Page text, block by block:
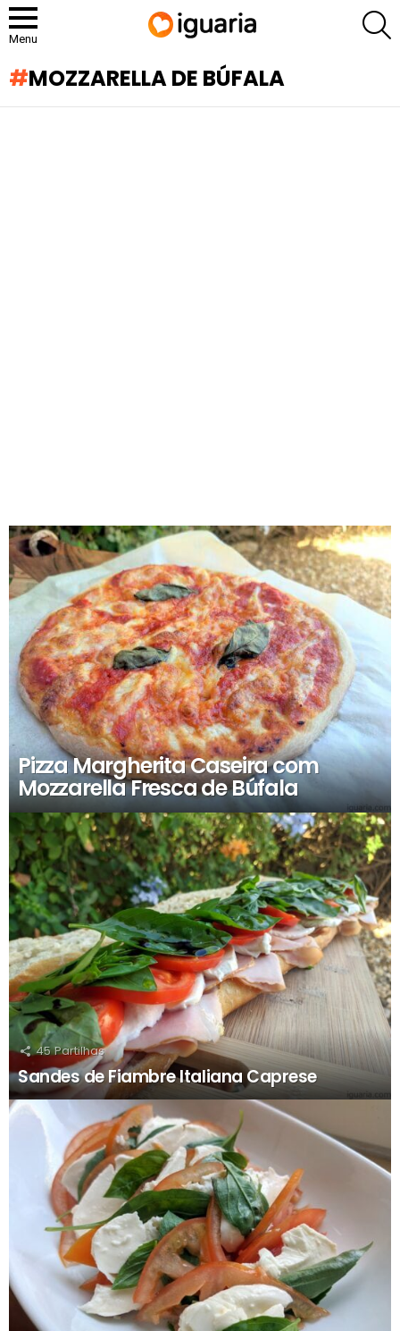
Menu
MOZZARELLA DE BÚFALA
RECOMENDADOS
Pizza Margherita Caseira com
Mozzarella Fresca de Búfala
45 Partilhas
Sandes de Fiambre Italiana Caprese